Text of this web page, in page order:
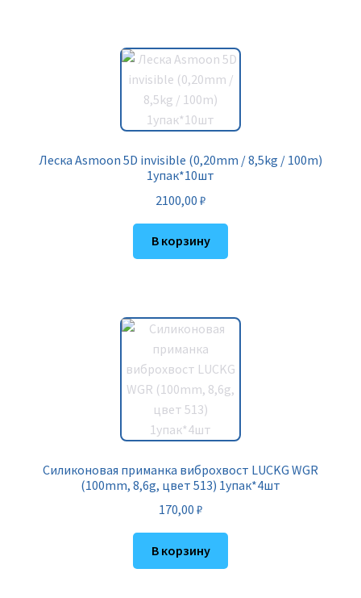
Леска Asmoon 5D invisible (0,20mm / 8,5kg / 100m)
1упак*10шт
2100,00 ₽
В корзину
Силиконовая приманка виброхвост LUCKG WGR
(100mm, 8,6g, цвет 513) 1упак*4шт
170,00 ₽
В корзину